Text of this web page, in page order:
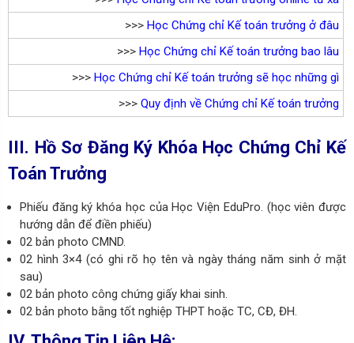
>>> Học Chứng chỉ Kế toán trưởng ở đâu
>>> Học Chứng chỉ Kế toán trưởng bao lâu
>>> Học Chứng chỉ Kế toán trưởng sẽ học những gì
>>> Quy định về Chứng chỉ Kế toán trưởng
III. Hồ Sơ Đăng Ký Khóa Học Chứng Chỉ Kế
Toán Trưởng
Phiếu đăng ký khóa học của Học Viện EduPro. (học viên được
hướng dẫn để điền phiếu)
02 bản photo CMND.
02 hình 3×4 (có ghi rõ họ tên và ngày tháng năm sinh ở mặt
sau)
02 bản photo công chứng giấy khai sinh.
02 bản photo bằng tốt nghiệp THPT hoặc TC, CĐ, ĐH.